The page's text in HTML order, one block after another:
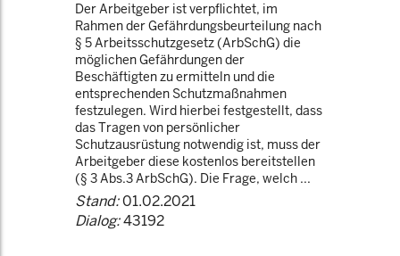
Der Arbeitgeber ist verpflichtet, im
Rahmen der Gefährdungsbeurteilung nach
§ 5 Arbeitsschutzgesetz (ArbSchG) die
möglichen Gefährdungen der
Beschäftigten zu ermitteln und die
entsprechenden Schutzmaßnahmen
festzulegen. Wird hierbei festgestellt, dass
das Tragen von persönlicher
Schutzausrüstung notwendig ist, muss der
Arbeitgeber diese kostenlos bereitstellen
(§ 3 Abs.3 ArbSchG). Die Frage, welch ...
Stand:01.02.2021
Dialog:43192